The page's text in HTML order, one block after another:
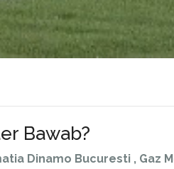
Bawab?
Dinamo Bucuresti , Gaz